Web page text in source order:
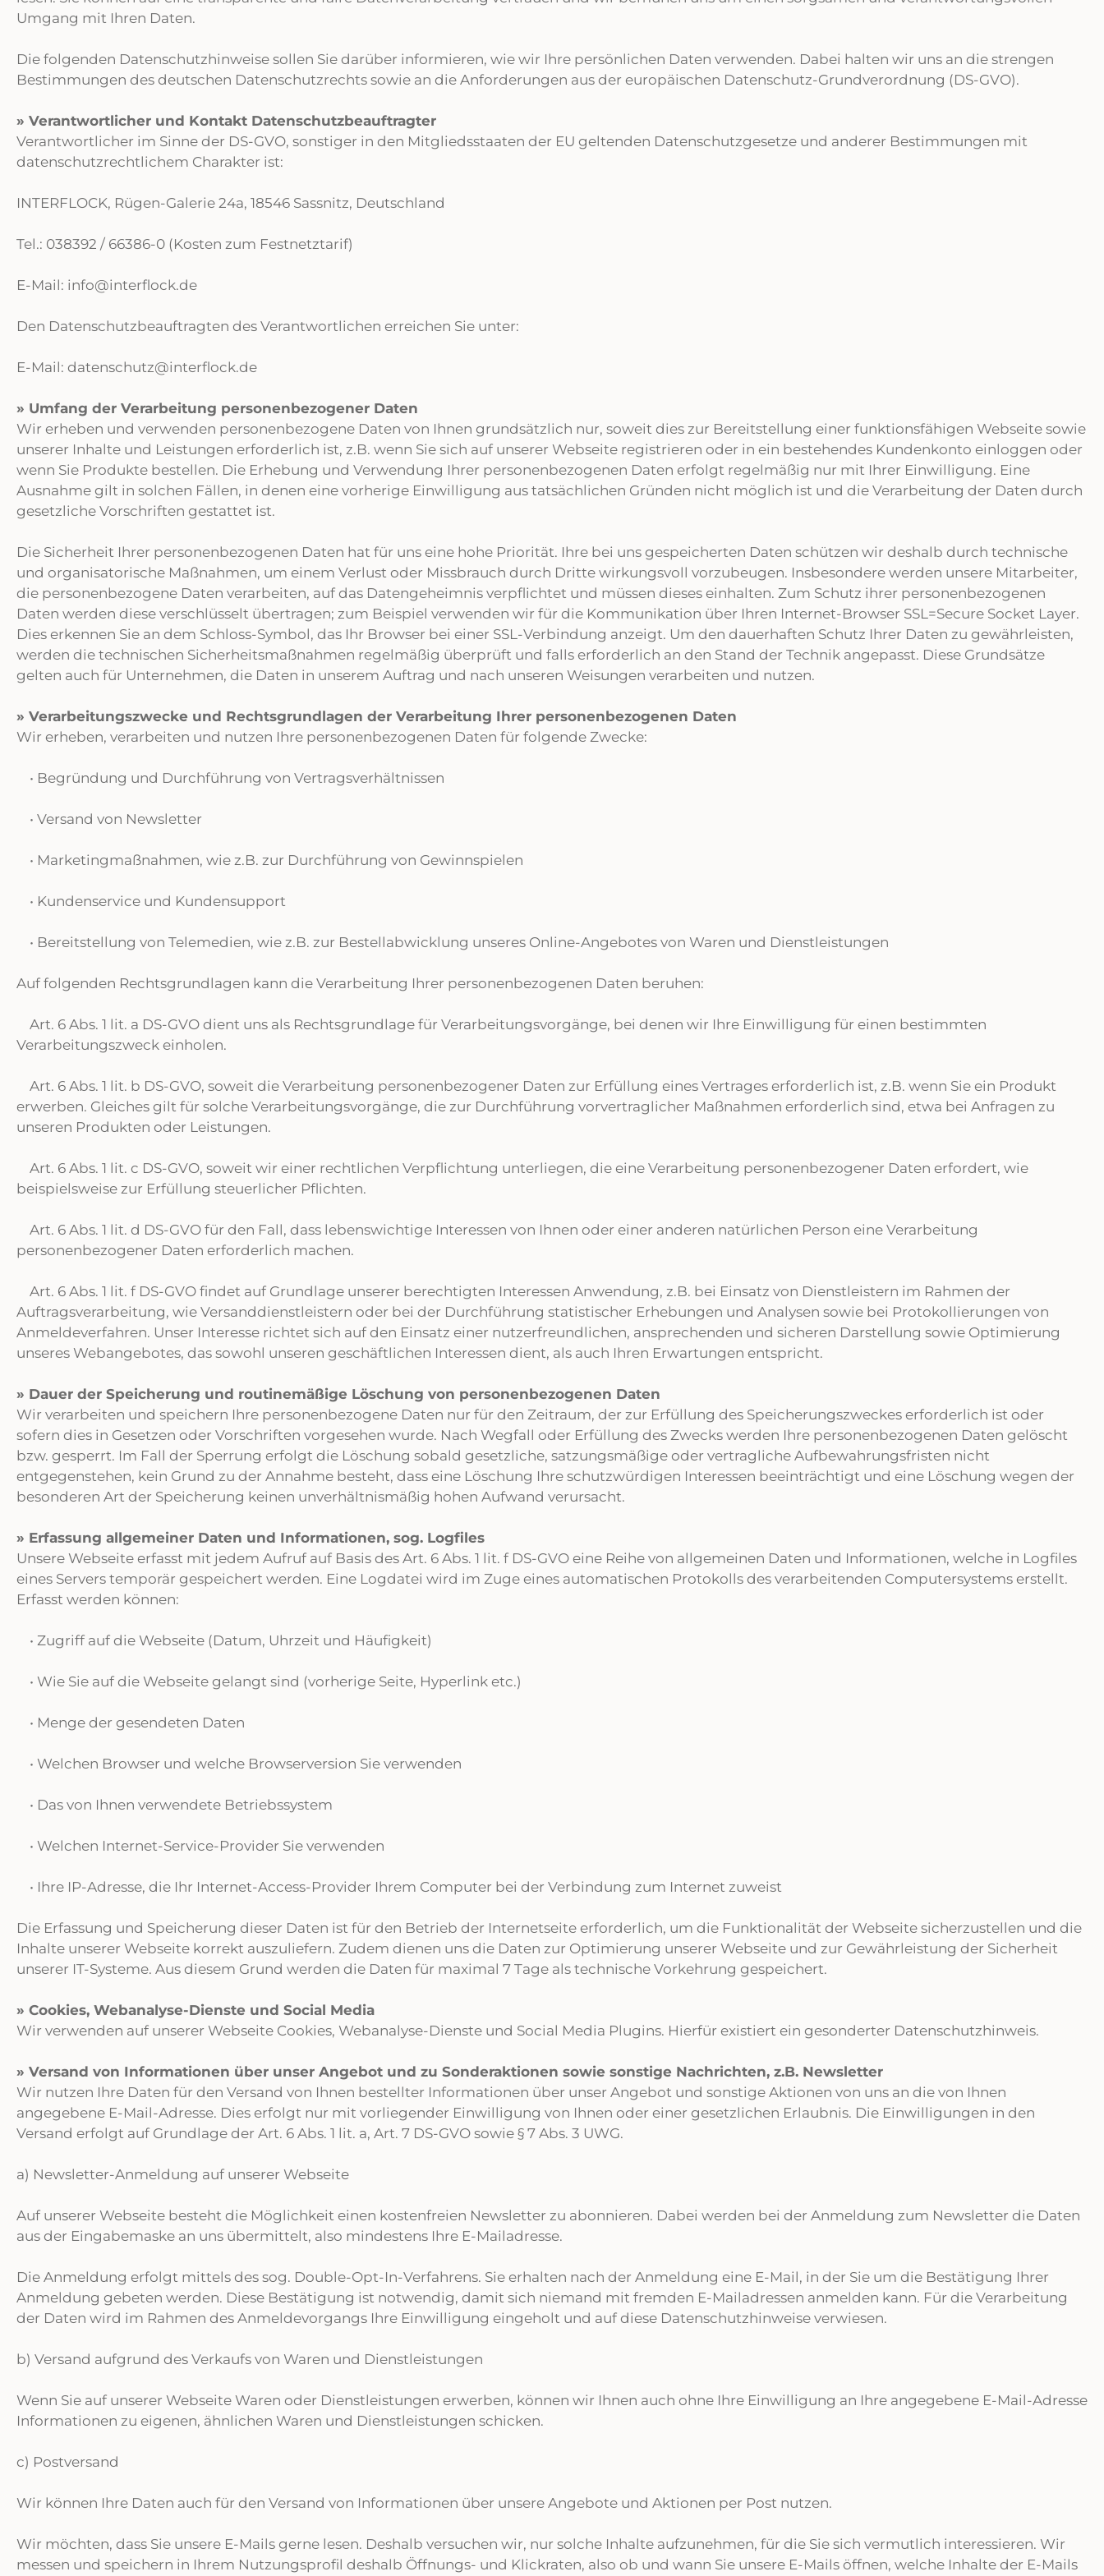
Umgang mit Ihren Daten.
Die folgenden Datenschutzhinweise sollen Sie darüber informieren, wie wir Ihre persönlichen Daten verwenden. Dabei halten wir uns an die strengen
Bestimmungen des deutschen Datenschutzrechts sowie an die Anforderungen aus der europäischen Datenschutz-Grundverordnung (DS-GVO).
» Verantwortlicher und Kontakt Datenschutzbeauftragter
Verantwortlicher im Sinne der DS-GVO, sonstiger in den Mitgliedsstaaten der EU geltenden Datenschutzgesetze und anderer Bestimmungen mit
datenschutzrechtlichem Charakter ist:
INTERFLOCK, Rügen-Galerie 24a, 18546 Sassnitz, Deutschland
Tel.: 038392 / 66386-0 (Kosten zum Festnetztarif)
E-Mail: info@interflock.de
Den Datenschutzbeauftragten des Verantwortlichen erreichen Sie unter:
E-Mail: datenschutz@interflock.de
» Umfang der Verarbeitung personenbezogener Daten
Wir erheben und verwenden personenbezogene Daten von Ihnen grundsätzlich nur, soweit dies zur Bereitstellung einer funktionsfähigen Webseite sowie
unserer Inhalte und Leistungen erforderlich ist, z.B. wenn Sie sich auf unserer Webseite registrieren oder in ein bestehendes Kundenkonto einloggen oder
wenn Sie Produkte bestellen. Die Erhebung und Verwendung Ihrer personenbezogenen Daten erfolgt regelmäßig nur mit Ihrer Einwilligung. Eine
Ausnahme gilt in solchen Fällen, in denen eine vorherige Einwilligung aus tatsächlichen Gründen nicht möglich ist und die Verarbeitung der Daten durch
gesetzliche Vorschriften gestattet ist.
Die Sicherheit Ihrer personenbezogenen Daten hat für uns eine hohe Priorität. Ihre bei uns gespeicherten Daten schützen wir deshalb durch technische
und organisatorische Maßnahmen, um einem Verlust oder Missbrauch durch Dritte wirkungsvoll vorzubeugen. Insbesondere werden unsere Mitarbeiter,
die personenbezogene Daten verarbeiten, auf das Datengeheimnis verpflichtet und müssen dieses einhalten. Zum Schutz ihrer personenbezogenen
Daten werden diese verschlüsselt übertragen; zum Beispiel verwenden wir für die Kommunikation über Ihren Internet-Browser SSL=Secure Socket Layer.
Dies erkennen Sie an dem Schloss-Symbol, das Ihr Browser bei einer SSL-Verbindung anzeigt. Um den dauerhaften Schutz Ihrer Daten zu gewährleisten,
werden die technischen Sicherheitsmaßnahmen regelmäßig überprüft und falls erforderlich an den Stand der Technik angepasst. Diese Grundsätze
gelten auch für Unternehmen, die Daten in unserem Auftrag und nach unseren Weisungen verarbeiten und nutzen.
» Verarbeitungszwecke und Rechtsgrundlagen der Verarbeitung Ihrer personenbezogenen Daten
Wir erheben, verarbeiten und nutzen Ihre personenbezogenen Daten für folgende Zwecke:
• Begründung und Durchführung von Vertragsverhältnissen
• Versand von Newsletter
• Marketingmaßnahmen, wie z.B. zur Durchführung von Gewinnspielen
• Kundenservice und Kundensupport
• Bereitstellung von Telemedien, wie z.B. zur Bestellabwicklung unseres Online-Angebotes von Waren und Dienstleistungen
Auf folgenden Rechtsgrundlagen kann die Verarbeitung Ihrer personenbezogenen Daten beruhen:
Art. 6 Abs. 1 lit. a DS-GVO dient uns als Rechtsgrundlage für Verarbeitungsvorgänge, bei denen wir Ihre Einwilligung für einen bestimmten
Verarbeitungszweck einholen.
Art. 6 Abs. 1 lit. b DS-GVO, soweit die Verarbeitung personenbezogener Daten zur Erfüllung eines Vertrages erforderlich ist, z.B. wenn Sie ein Produkt
erwerben. Gleiches gilt für solche Verarbeitungsvorgänge, die zur Durchführung vorvertraglicher Maßnahmen erforderlich sind, etwa bei Anfragen zu
unseren Produkten oder Leistungen.
Art. 6 Abs. 1 lit. c DS-GVO, soweit wir einer rechtlichen Verpflichtung unterliegen, die eine Verarbeitung personenbezogener Daten erfordert, wie
beispielsweise zur Erfüllung steuerlicher Pflichten.
Art. 6 Abs. 1 lit. d DS-GVO für den Fall, dass lebenswichtige Interessen von Ihnen oder einer anderen natürlichen Person eine Verarbeitung
personenbezogener Daten erforderlich machen.
Art. 6 Abs. 1 lit. f DS-GVO findet auf Grundlage unserer berechtigten Interessen Anwendung, z.B. bei Einsatz von Dienstleistern im Rahmen der
Auftragsverarbeitung, wie Versanddienstleistern oder bei der Durchführung statistischer Erhebungen und Analysen sowie bei Protokollierungen von
Anmeldeverfahren. Unser Interesse richtet sich auf den Einsatz einer nutzerfreundlichen, ansprechenden und sicheren Darstellung sowie Optimierung
unseres Webangebotes, das sowohl unseren geschäftlichen Interessen dient, als auch Ihren Erwartungen entspricht.
» Dauer der Speicherung und routinemäßige Löschung von personenbezogenen Daten
Wir verarbeiten und speichern Ihre personenbezogene Daten nur für den Zeitraum, der zur Erfüllung des Speicherungszweckes erforderlich ist oder
sofern dies in Gesetzen oder Vorschriften vorgesehen wurde. Nach Wegfall oder Erfüllung des Zwecks werden Ihre personenbezogenen Daten gelöscht
bzw. gesperrt. Im Fall der Sperrung erfolgt die Löschung sobald gesetzliche, satzungsmäßige oder vertragliche Aufbewahrungsfristen nicht
entgegenstehen, kein Grund zu der Annahme besteht, dass eine Löschung Ihre schutzwürdigen Interessen beeinträchtigt und eine Löschung wegen der
besonderen Art der Speicherung keinen unverhältnismäßig hohen Aufwand verursacht.
» Erfassung allgemeiner Daten und Informationen, sog. Logfiles
Unsere Webseite erfasst mit jedem Aufruf auf Basis des Art. 6 Abs. 1 lit. f DS-GVO eine Reihe von allgemeinen Daten und Informationen, welche in Logfiles
eines Servers temporär gespeichert werden. Eine Logdatei wird im Zuge eines automatischen Protokolls des verarbeitenden Computersystems erstellt.
Erfasst werden können:
• Zugriff auf die Webseite (Datum, Uhrzeit und Häufigkeit)
• Wie Sie auf die Webseite gelangt sind (vorherige Seite, Hyperlink etc.)
• Menge der gesendeten Daten
• Welchen Browser und welche Browserversion Sie verwenden
• Das von Ihnen verwendete Betriebssystem
• Welchen Internet-Service-Provider Sie verwenden
• Ihre IP-Adresse, die Ihr Internet-Access-Provider Ihrem Computer bei der Verbindung zum Internet zuweist
Die Erfassung und Speicherung dieser Daten ist für den Betrieb der Internetseite erforderlich, um die Funktionalität der Webseite sicherzustellen und die
Inhalte unserer Webseite korrekt auszuliefern. Zudem dienen uns die Daten zur Optimierung unserer Webseite und zur Gewährleistung der Sicherheit
unserer IT-Systeme. Aus diesem Grund werden die Daten für maximal 7 Tage als technische Vorkehrung gespeichert.
» Cookies, Webanalyse-Dienste und Social Media
Wir verwenden auf unserer Webseite Cookies, Webanalyse-Dienste und Social Media Plugins. Hierfür existiert ein gesonderter Datenschutzhinweis.
» Versand von Informationen über unser Angebot und zu Sonderaktionen sowie sonstige Nachrichten, z.B. Newsletter
Wir nutzen Ihre Daten für den Versand von Ihnen bestellter Informationen über unser Angebot und sonstige Aktionen von uns an die von Ihnen
angegebene E-Mail-Adresse. Dies erfolgt nur mit vorliegender Einwilligung von Ihnen oder einer gesetzlichen Erlaubnis. Die Einwilligungen in den
Versand erfolgt auf Grundlage der Art. 6 Abs. 1 lit. a, Art. 7 DS-GVO sowie § 7 Abs. 3 UWG.
a) Newsletter-Anmeldung auf unserer Webseite
Auf unserer Webseite besteht die Möglichkeit einen kostenfreien Newsletter zu abonnieren. Dabei werden bei der Anmeldung zum Newsletter die Daten
aus der Eingabemaske an uns übermittelt, also mindestens Ihre E-Mailadresse.
Die Anmeldung erfolgt mittels des sog. Double-Opt-In-Verfahrens. Sie erhalten nach der Anmeldung eine E-Mail, in der Sie um die Bestätigung Ihrer
Anmeldung gebeten werden. Diese Bestätigung ist notwendig, damit sich niemand mit fremden E-Mailadressen anmelden kann. Für die Verarbeitung
der Daten wird im Rahmen des Anmeldevorgangs Ihre Einwilligung eingeholt und auf diese Datenschutzhinweise verwiesen.
b) Versand aufgrund des Verkaufs von Waren und Dienstleistungen
Wenn Sie auf unserer Webseite Waren oder Dienstleistungen erwerben, können wir Ihnen auch ohne Ihre Einwilligung an Ihre angegebene E-Mail-Adresse
Informationen zu eigenen, ähnlichen Waren und Dienstleistungen schicken.
c) Postversand
Wir können Ihre Daten auch für den Versand von Informationen über unsere Angebote und Aktionen per Post nutzen.
Wir möchten, dass Sie unsere E-Mails gerne lesen. Deshalb versuchen wir, nur solche Inhalte aufzunehmen, für die Sie sich vermutlich interessieren. Wir
messen und speichern in Ihrem Nutzungsprofil deshalb Öffnungs- und Klickraten, also ob und wann Sie unsere E-Mails öffnen, welche Inhalte der E-Mails